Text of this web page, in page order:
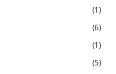
1
6
1
5